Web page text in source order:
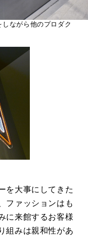
ながら他のプロダク
を大事にしてきた
ファッションはも
に来館するお客様
組みは親和性があ